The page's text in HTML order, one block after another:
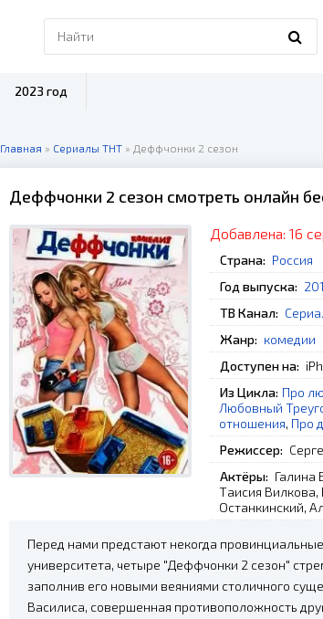
Главная » Сериалы ТНТ » Деффчонки 2 сезон
Деффчонки 2 сезон смотреть онлайн
Добавлена: 16
Страна: Россия
Год выпуска:
ТВ Канал:
Жанр: комедии
Доступен на:
Из Цикла: Про
Любовный
отношения, Про
Режиссер:
Актёры: Галина
Таисия
Останкинский,
Перед нами предстают некогда
университета, четыре "Деффчонки 2 сезон"
заполнив его новыми веяниями столичного
Василиса, совершенная противоположность
2023 год